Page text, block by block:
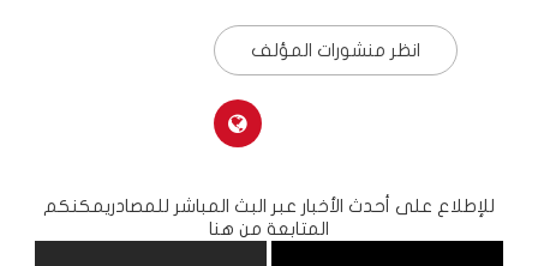
انظر منشورات المؤلف
للإطلاع على أحدث الأخبار عبر البث المباشر للمصادريمكنكم
المتابعة من هنا